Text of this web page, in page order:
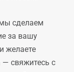
сделаем
за вашу
желаете
— свяжитесь с